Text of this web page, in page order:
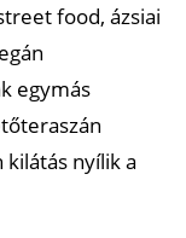
food, ázsiai
egymás
nyílik a